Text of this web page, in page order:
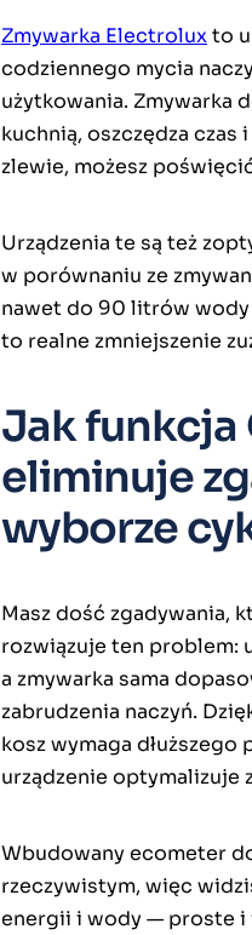
Zmywarka Electroluxto
codziennego mycia
użytkowania. Zmywarka
kuchnią, oszczędza czas
zlewie, możesz
Urządzenia te są też
w porównaniu ze
nawet do 90 litrów
to realne zmniejszenie
Jak
eliminuje
wyborze
Masz dość zgadywania,
rozwiązuje ten problem:
a zmywarka sama
zabrudzenia naczyń.
kosz wymaga
urządzenie optymalizuje
Wbudowany ecometer
rzeczywistym, więc
energii i wody — proste i